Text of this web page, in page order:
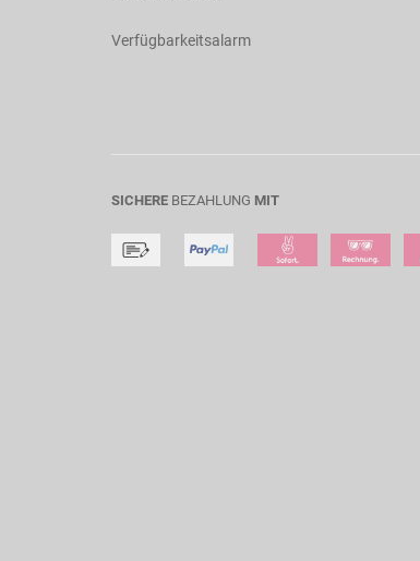
Verfügbarkeitsalarm
SICHERE BEZAHLUNG MIT